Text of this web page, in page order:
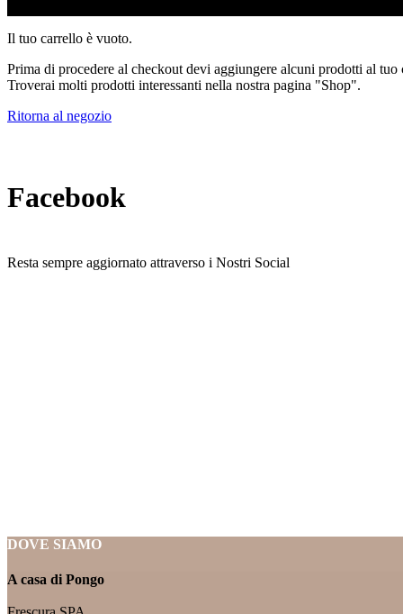
Il tuo carrello è vuoto.
Prima di procedere al checkout devi aggiungere alcuni prodotti al tuo
Troverai molti prodotti interessanti nella nostra pagina "Shop".
Ritorna al negozio
Facebook
Resta sempre aggiornato attraverso i Nostri Social
DOVE SIAMO
A casa di Pongo